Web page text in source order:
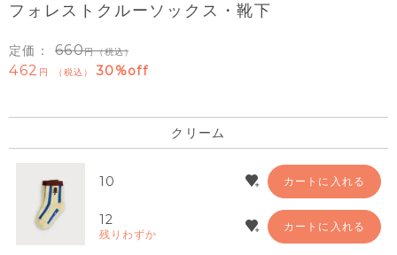
フォレストクルーソックス・靴下
定価： 660 （税込）
462 税込 30%off
クリーム
10 カートに入れる
12
残りわずか
カートに入れる